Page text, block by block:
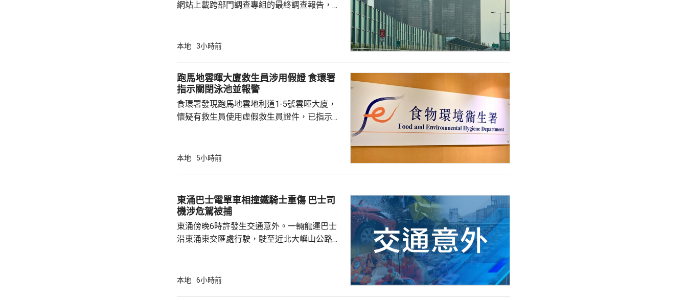
網站上載跨部門調查專組的最終調查報告，指
高達2米，包括安全網，以及遮蓋窗戶的發泡
能是意外事故，起因很可能是點燃的煙蒂燒著
起火地點的可燃物料。現場並發現兩個煙蒂。
今場火災造成168人喪生，79人...
本地 3小時前
跑馬地雲暉大廈救生員涉用假證 食環署
指示關閉泳池並報警
食環署發現跑馬地雲地利道1-5號雲暉大廈，
懷疑有救生員使用虛假救生員證件，已指示泳
資料，今日收到核實結果，發現一名昨日在屋
疑未按法例提供足夠合資格救生員，會考慮向
泳池持牌人提出檢控。 食環署表示，今年至頭
上月底，對逾1400個持牌私人...
本地 5小時前
東涌巴士電單車相撞鐵騎士重傷 巴士司
機涉危駕被捕
東涌傍晚6時許發生交通意外。一輛龍運巴士
沿東涌東交匯處行駛，駛至近北大嶼山公路出
體多處受傷，昏迷送往北大嶼山醫院治理。
本地 6小時前